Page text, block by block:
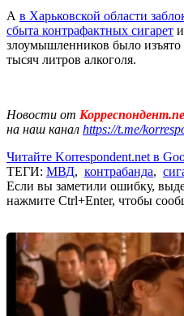
А в Харьковской области
сбыта контрафактных сигарет
злоумышленников было изъято
тысяч литров алкоголя.
Новости от
на наш канал https://t.me/
Читайте Korrespondent.net в
ТЕГИ: МВД, контрабанда,
Если вы заметили ошибку,
нажмите Ctrl+Enter, чтобы